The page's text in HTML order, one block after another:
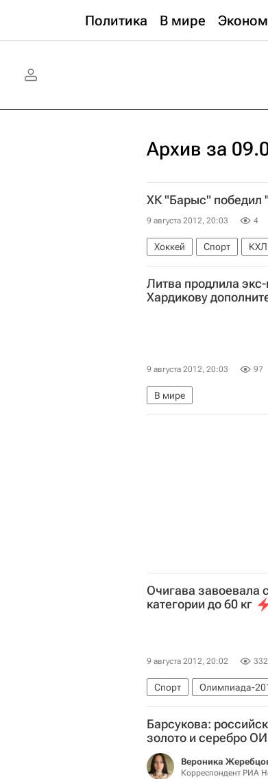
Политика В мире
Архив за
ХК "Барыс" победил
9 августа 2012, 20:03 4
Хоккей Спорт
Литва продлила
Хардикову
9 августа 2012, 20:03 97
В мире
Очигава завоевала
категории до 60 кг
9 августа 2012, 20:02 332
Спорт Олимпиада-
Барсукова:
золото и серебро ОИ
Вероника
Корреспондент РИА